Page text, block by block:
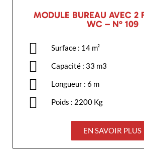
MODULE BUREAU AVEC 2
WC – N° 109
Surface : 14 m²
Capacité : 33 m3
Longueur : 6 m
Poids : 2200 Kg
EN SAVOIR PLUS